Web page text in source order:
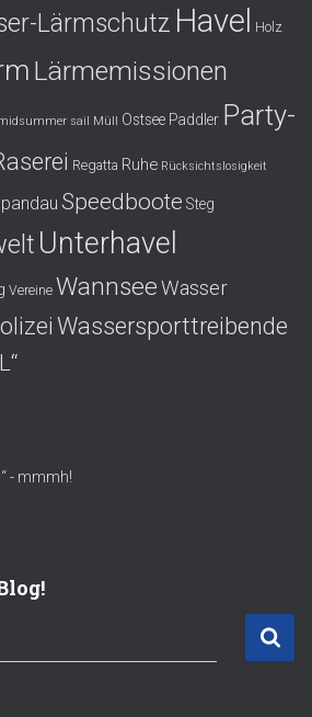
Lärmschutz Havel Holz
Lärmemissionen
sail Müll Ostsee Paddler Party-
Regatta Ruhe Rücksichtslosigkeit
Speedboote Steg
Unterhavel
Vereine WannseeWasser
Wassersporttreibende
- mmmh!